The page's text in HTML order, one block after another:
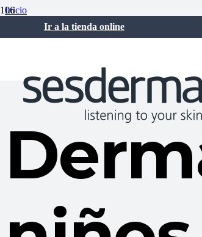
Ir a la tienda online
Inicio
Cuidados de la piel
Dermatitis atópica en niños